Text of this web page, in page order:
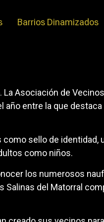
Barrios Dinamizados
Asociación de
año entre la que destaca
sello de identidad,
como niños.
los numerosos
Salinas del Matorral